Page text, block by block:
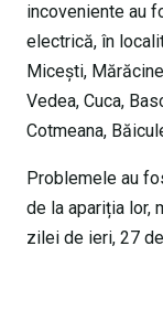
incoveniente au
electrică, în
Micești,
Vedea, Cuca,
Cotmeana,
Problemele au
de la apariția lor,
zilei de ieri, 27